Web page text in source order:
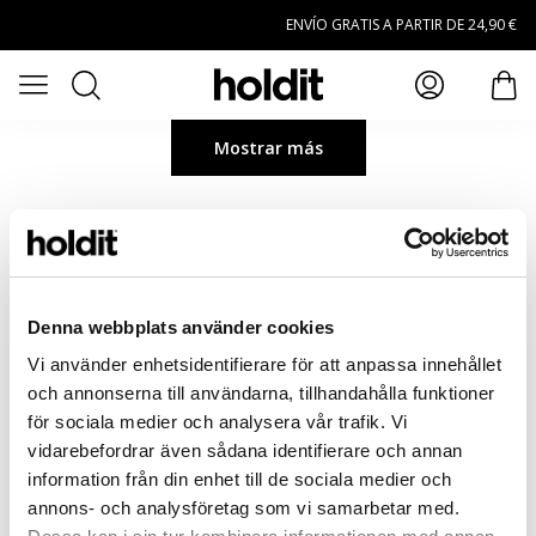
Denna webbplats använder cookies
Vi använder enhetsidentifierare för att anpassa innehållet
och annonserna till användarna, tillhandahålla funktioner
för sociala medier och analysera vår trafik. Vi
vidarebefordrar även sådana identifierare och annan
information från din enhet till de sociala medier och
annons- och analysföretag som vi samarbetar med.
ENVÍO GRATIS A PARTIR DE 24,90 €
Abrir menúBuscar
Mostrar más